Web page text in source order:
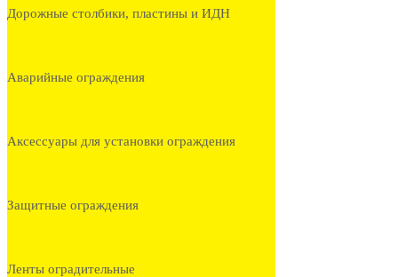
Дорожные столбики, пластины и ИДН
Аварийные ограждения
Аксессуары для установки ограждения
Защитные ограждения
Ленты оградительные